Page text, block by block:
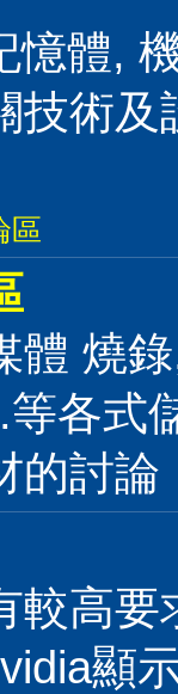
憶體,
技術及
區
體 燒
各式
的討論
較高要
顯